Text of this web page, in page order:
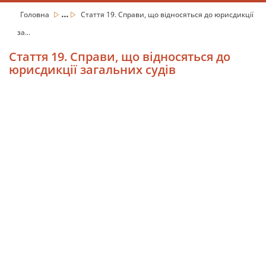
Головна ...
Стаття 19. Справи, що відносяться до юрисдикції
за...
Стаття 19. Справи, що відносяться до
юрисдикції загальних судів